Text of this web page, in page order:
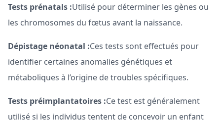
Tests prénatals :Utilisé pour déterminer les gènes ou
les chromosomes du fœtus avant la naissance.
Dépistage néonatal :Ces tests sont effectués pour
identifier certaines anomalies génétiques et
métaboliques à l’origine de troubles spécifiques.
Tests préimplantatoires :Ce test est généralement
utilisé si les individus tentent de concevoir un enfant